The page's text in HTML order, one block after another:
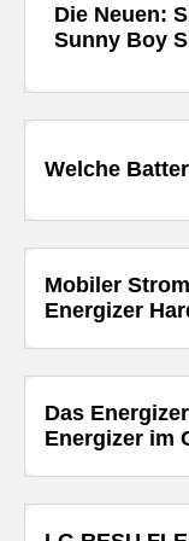
Die Neuen:
Sunny Boy
Welche
Mobiler
Energizer
Das
Energizer im